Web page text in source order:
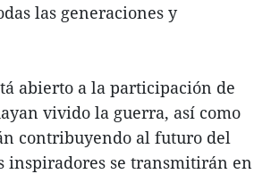
las generaciones y
abierto a la participación de
vivido la guerra, así como
contribuyendo al futuro del
inspiradores se transmitirán en